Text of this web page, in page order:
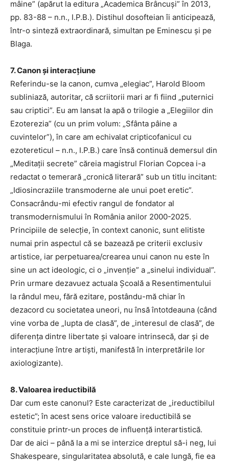
mâine” (apărut la editura „Academica Brâncuși” în 2013,
pp. 83-88 – n.n., I.P.B.). Distihul dosofteian îi anticipează,
într-o sinteză extraordinară, simultan pe Eminescu și pe
Blaga.
7. Canon și interacțiune
Referindu-se la canon, cumva „elegiac”, Harold Bloom
subliniază, autoritar, că scriitorii mari ar fi fiind „puternici
sau criptici”. Eu am lansat la apă o trilogie a „Elegiilor din
Ezoterezia” (cu un prim volum: „Sfânta pâine a
cuvintelor”), în care am echivalat cripticofanicul cu
ezotereticul – n.n., I.P.B.) care însă continuă demersul din
„Meditații secrete” căreia magistrul Florian Copcea i-a
redactat o temerară „cronică literară” sub un titlu incitant:
„Idiosincraziile transmoderne ale unui poet eretic”.
Consacrându-mi efectiv rangul de fondator al
transmodernismului în România anilor 2000-2025.
Principiile de selecție, în context canonic, sunt elitiste
numai prin aspectul că se bazează pe criterii exclusiv
artistice, iar perpetuarea/crearea unui canon nu este în
sine un act ideologic, ci o „invenție” a „sinelui individual”.
Prin urmare dezavuez actuala Școală a Resentimentului
la rândul meu, fără ezitare, postându-mă chiar în
dezacord cu societatea uneori, nu însă întotdeauna (când
vine vorba de „lupta de clasă”, de „interesul de clasă”, de
diferența dintre libertate și valoare intrinsecă, dar și de
interacțiune între artiști, manifestă în interpretările lor
axiologizante).
8. Valoarea ireductibilă
Dar cum este canonul? Este caracterizat de „ireductibilul
estetic”; în acest sens orice valoare ireductibilă se
constituie printr-un proces de influență interartistică.
Dar de aici – până la a mi se interzice dreptul să-i neg, lui
Shakespeare, singularitatea absolută, e cale lungă, fie ea